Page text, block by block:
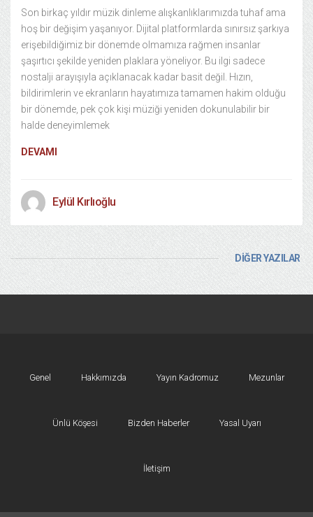
Son birkaç yıldır müzik dinleme alışkanlıklarımızda tuhaf ama
hoş bir değişim yaşanıyor. Dijital platformlarda sınırsız şarkıya
erişebildiğimiz bir dönemde olmamıza rağmen insanlar
şaşırtıcı şekilde yeniden plaklara yöneliyor. Bu ilgi sadece
nostalji arayışıyla açıklanacak kadar basit değil. Hızın,
bildirimlerin ve ekranların hayatımıza tamamen hakim olduğu
bir dönemde, pek çok kişi müziği yeniden dokunulabilir bir
halde deneyimlemek
DEVAMI
Eylül Kırlıoğlu
DİĞER YAZILAR
Genel Hakkımızda Yayın Kadromuz Mezunlar
Ünlü Köşesi Bizden Haberler Yasal Uyarı
İletişim